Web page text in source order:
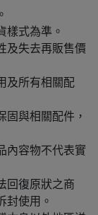
樣式為準。
及失去再販售價
及所有相關配
與相關配件，
內容物不代表實
回復原狀之商
封使用。